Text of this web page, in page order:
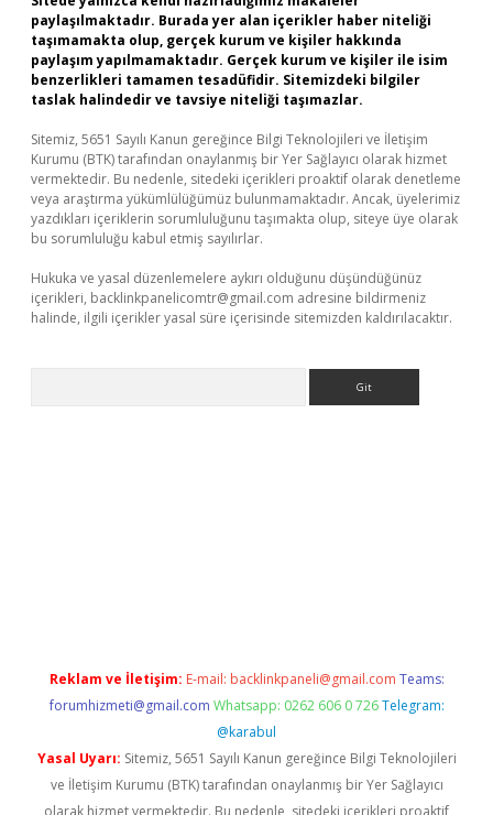
paylaşılmaktadır. Burada yer alan içerikler haber niteliği
taşımamakta olup, gerçek kurum ve kişiler hakkında
paylaşım yapılmamaktadır. Gerçek kurum ve kişiler ile isim
benzerlikleri tamamen tesadüfidir. Sitemizdeki bilgiler
taslak halindedir ve tavsiye niteliği taşımazlar.
Sitemiz, 5651 Sayılı Kanun gereğince Bilgi Teknolojileri ve İletişim
Kurumu (BTK) tarafından onaylanmış bir Yer Sağlayıcı olarak hizmet
vermektedir. Bu nedenle, sitedeki içerikleri proaktif olarak denetleme
veya araştırma yükümlülüğümüz bulunmamaktadır. Ancak, üyelerimiz
yazdıkları içeriklerin sorumluluğunu taşımakta olup, siteye üye olarak
bu sorumluluğu kabul etmiş sayılırlar.
Hukuka ve yasal düzenlemelere aykırı olduğunu düşündüğünüz
içerikleri, backlinkpanelicomtr@gmail.com adresine bildirmeniz
halinde, ilgili içerikler yasal süre içerisinde sitemizden kaldırılacaktır.
Reklam ve İletişim: E-mail: backlinkpaneli@gmail.com Teams:
forumhizmeti@gmail.com Whatsapp: 0262 606 0 726 Telegram:
@karabul
Yasal Uyarı: Sitemiz, 5651 Sayılı Kanun gereğince Bilgi Teknolojileri
ve İletişim Kurumu (BTK) tarafından onaylanmış bir Yer Sağlayıcı
olarak hizmet vermektedir. Bu nedenle, sitedeki içerikleri proaktif